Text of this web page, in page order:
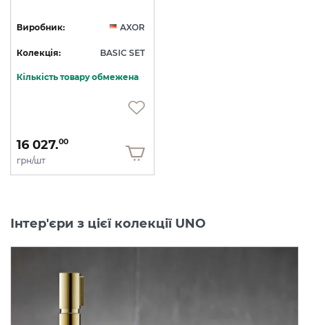
Виробник: AXOR
Колекція: BASIC SET
Кількість товару обмежена
16 027.00
грн/шт
Інтер'єри з цієї колекції UNO